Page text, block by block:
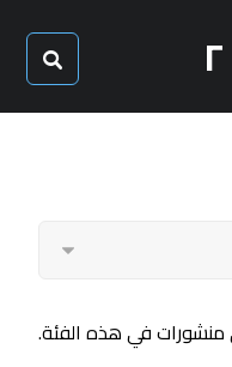
منشورات في هذه الفئة.